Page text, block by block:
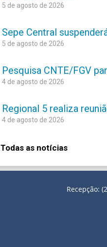
5 de agosto de 2026
Sepe Central
5 de agosto de 2026
Pesquisa CNTE/FGV
4 de agosto de 2026
Regional 5 realiza
4 de agosto de 2026
Todas as notícias
Recepção: